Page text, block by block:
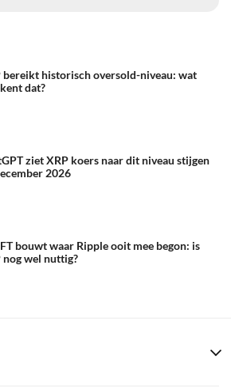
bereikt historisch oversold-niveau: wat
dat?
ziet XRP koers naar dit niveau stijgen
2026
bouwt waar Ripple ooit mee begon: is
nog wel nuttig?